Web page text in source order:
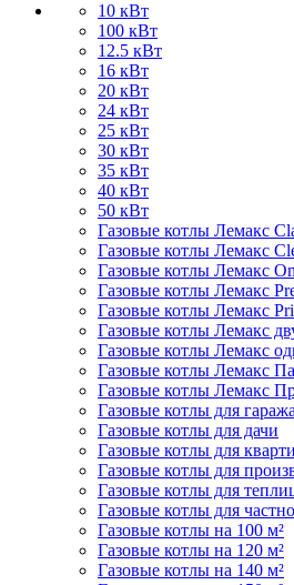
10 кВт
100 кВт
12.5 кВт
16 кВт
20 кВт
24 кВт
25 кВт
30 кВт
35 кВт
40 кВт
50 кВт
Газовые котлы Лемакс
Газовые котлы Лемакс
Газовые котлы Лемакс
Газовые котлы Лемакс
Газовые котлы Лемакс
Газовые котлы Лемакс
Газовые котлы Лемакс
Газовые котлы Лемакс
Газовые котлы Лемакс
Газовые котлы для гаража
Газовые котлы для дачи
Газовые котлы для
Газовые котлы для
Газовые котлы для
Газовые котлы для
Газовые котлы на 100 м²
Газовые котлы на 120 м²
Газовые котлы на 140 м²